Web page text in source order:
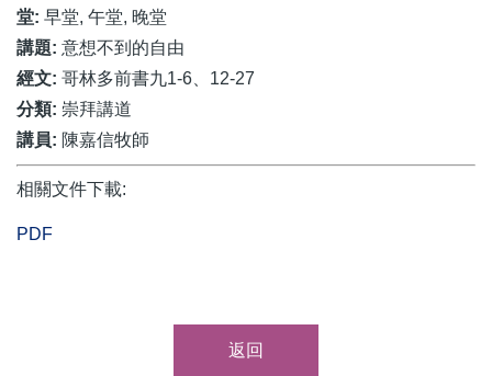
堂: 早堂, 午堂, 晚堂
講題: 意想不到的自由
經文: 哥林多前書九1-6、12-27
分類: 崇拜講道
講員: 陳嘉信牧師
相關文件下載:
PDF
返回